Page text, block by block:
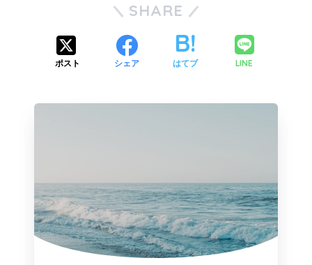
SHARE
ポスト シェア はてブ LINE